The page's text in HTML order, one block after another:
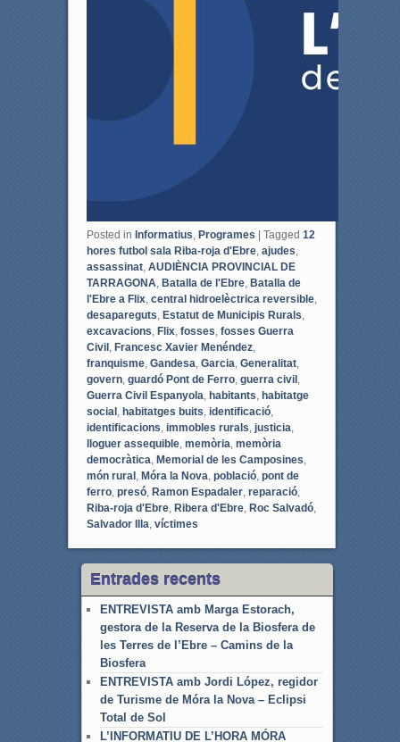
Posted in Informatius Programes | Tagged 12
hores futbol sala Riba-roja d'Ebre, ajudes
assassinat, AUDIÈNCIA PROVINCIAL DE
TARRAGONA Batalla de l'Ebre, Batalla de
l'Ebre a Flix, central hidroelèctrica reversible,
desapareguts Estatut de Municipis Rurals
excavacions Flix, fosses fosses Guerra
Civil, Francesc Xavier Menéndez,
franquisme, Gandesa Garcia Generalitat,
govern, guardó Pont de Ferro, guerra civil,
Guerra Civil Espanyola habitants habitatge
social, habitatges buits identificació,
identificacions immobles rurals justicia
lloguer assequible, memòria memòria
democràtica Memorial de les Camposines
món rural, Móra la Nova població, pont de
ferro, presó, Ramon Espadaler, reparació,
Riba-roja d'Ebre, Ribera d'Ebre, Roc Salvadó,
Salvador Illa víctimes
Entrades recents
ENTREVISTA amb Marga Estorach,
gestora de la Reserva de la Biosfera de
les Terres de l’Ebre – Camins de la
Biosfera
ENTREVISTA amb Jordi López, regidor
de Turisme de Móra la Nova – Eclipsi
Total de Sol
L’INFORMATIU DE L’HORA MÓRA